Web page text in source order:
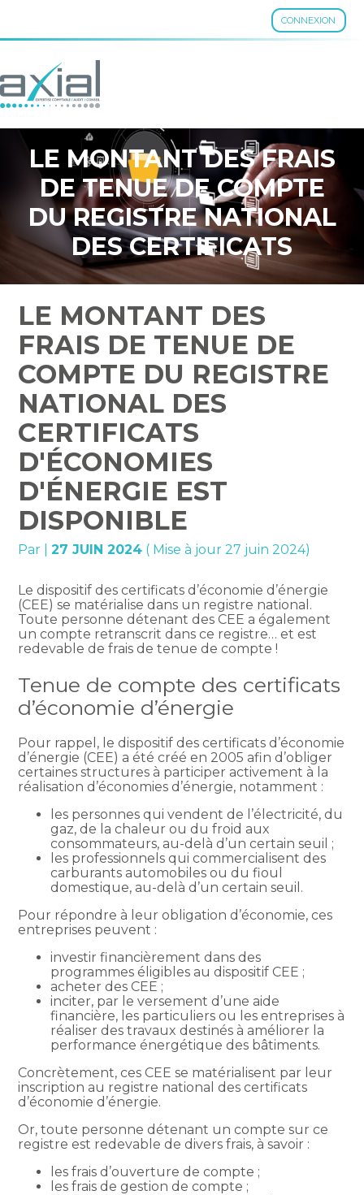
CONNEXION
Aller
au
LE MONTANT DES FRAIS
DE TENUE DE COMPTE
DU REGISTRE NATIONAL
DES CERTIFICATS
D'ÉCONOMIES D'ÉNERGIE
EST DISPONIBLE
LE MONTANT DES
FRAIS DE TENUE DE
COMPTE DU REGISTRE
NATIONAL DES
CERTIFICATS
D'ÉCONOMIES
D'ÉNERGIE EST
DISPONIBLE
Par |27 JUIN 2024 ( Mise à jour 27 juin 2024)
Le dispositif des certificats d’économie d’énergie
(CEE) se matérialise dans un registre national.
Toute personne détenant des CEE a également
un compte retranscrit dans ce registre… et est
redevable de frais de tenue de compte !
Tenue de compte des certificats
d’économie d’énergie
Pour rappel, le dispositif des certificats d’économie
d’énergie (CEE) a été créé en 2005 afin d’obliger
certaines structures à participer activement à la
réalisation d’économies d’énergie, notamment :
les personnes qui vendent de l’électricité, du
gaz, de la chaleur ou du froid aux
consommateurs, au-delà d’un certain seuil ;
les professionnels qui commercialisent des
carburants automobiles ou du fioul
domestique, au-delà d’un certain seuil.
Pour répondre à leur obligation d’économie, ces
entreprises peuvent :
investir financièrement dans des
programmes éligibles au dispositif CEE ;
acheter des CEE ;
inciter, par le versement d’une aide
financière, les particuliers ou les entreprises à
réaliser des travaux destinés à améliorer la
performance énergétique des bâtiments.
Concrètement, ces CEE se matérialisent par leur
inscription au registre national des certificats
d’économie d’énergie.
Or, toute personne détenant un compte sur ce
registre est redevable de divers frais, à savoir :
les frais d’ouverture de compte ;
les frais de gestion de compte ;